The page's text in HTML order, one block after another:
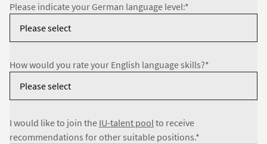
Please indicate your German language level:*
How would you rate your English language skills?*
I would like to join the IU-talent poolto receive
recommendations for other suitable positions.*